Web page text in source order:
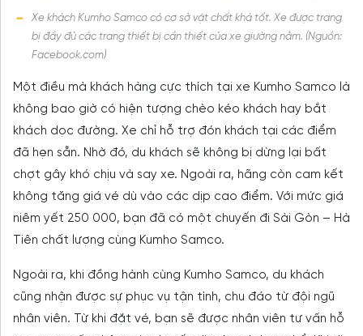
Xe khách Kumho Samco có cơ sở vật chất khá tốt. Xe được trang
bị đầy đủ các trang thiết bị cần thiết của xe giường nằm. (Nguồn:
Facebook.com)
Một điều mà khách hàng cực thích tại xe Kumho Samco là
không bao giờ có hiện tượng chèo kéo khách hay bắt
khách dọc đường. Xe chỉ hỗ trợ đón khách tại các điểm
đã hẹn sẵn. Nhờ đó, du khách sẽ không bị dừng lại bất
chợt gây khó chịu và say xe. Ngoài ra, hãng còn cam kết
không tăng giá vé dù vào các dịp cao điểm. Với mức giá
niêm yết 250 000, bạn đã có một chuyến đi Sài Gòn – Hà
Tiên chất lượng cùng Kumho Samco.
Ngoài ra, khi đồng hành cùng Kumho Samco, du khách
cũng nhận được sự phục vụ tận tình, chu đáo từ đội ngũ
nhân viên. Từ khi đặt vé, bạn sẽ được nhân viên tư vấn hỗ